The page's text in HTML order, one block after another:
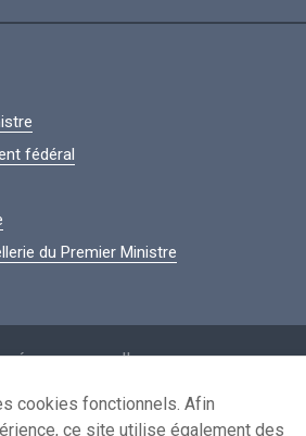
fédéral
du Premier Ministre
personnelles
de réutilisation
cookies fonctionnels. Afin
ce site utilise également des